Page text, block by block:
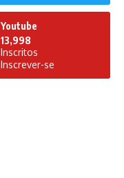
Youtube
13,998
Inscritos
Inscrever-se